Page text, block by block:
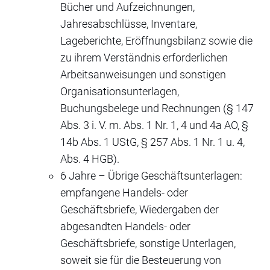
Bücher und Aufzeichnungen,
Jahresabschlüsse, Inventare,
Lageberichte, Eröffnungsbilanz sowie die
zu ihrem Verständnis erforderlichen
Arbeitsanweisungen und sonstigen
Organisationsunterlagen,
Buchungsbelege und Rechnungen (§ 147
Abs. 3 i. V. m. Abs. 1 Nr. 1, 4 und 4a AO, §
14b Abs. 1 UStG, § 257 Abs. 1 Nr. 1 u. 4,
Abs. 4 HGB).
6 Jahre – Übrige Geschäftsunterlagen:
empfangene Handels- oder
Geschäftsbriefe, Wiedergaben der
abgesandten Handels- oder
Geschäftsbriefe, sonstige Unterlagen,
soweit sie für die Besteuerung von